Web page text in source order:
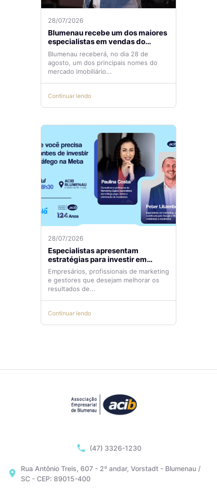
28/07/2026
Blumenau recebe um dos maiores
especialistas em vendas do
mercado imobiliário
Blumenau receberá, no dia 28 de
agosto, um dos principais nomes do
mercado imobiliário...
Continuar lendo
28/07/2026
Especialistas apresentam
estratégias para investir em
tráfego pago com mais eficiência
Empresários, profissionais de marketing
e gestores que desejam melhorar os
resultados de...
Continuar lendo
(47) 3326-1230
Rua Antônio Treis, 607 - 2º andar, Vorstadt - Blumenau /
SC - CEP: 89015-400